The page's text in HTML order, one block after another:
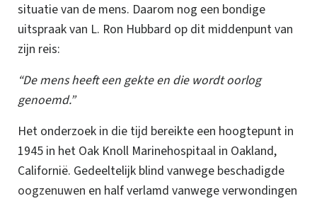
situatie van de mens. Daarom nog een bondige
uitspraak van L. Ron Hubbard op dit middenpunt van
zijn reis:
“De mens heeft een gekte en die wordt oorlog
genoemd.”
Het onderzoek in die tijd bereikte een hoogtepunt in
1945 in het Oak Knoll Marinehospitaal in Oakland,
Californië. Gedeeltelijk blind vanwege beschadigde
oogzenuwen en half verlamd vanwege verwondingen